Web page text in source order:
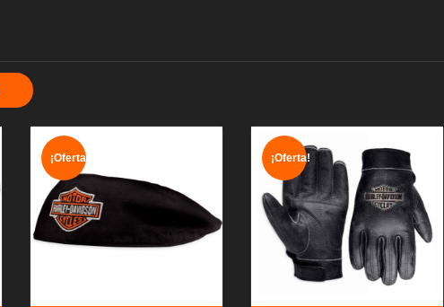
¡Oferta! ¡Oferta!